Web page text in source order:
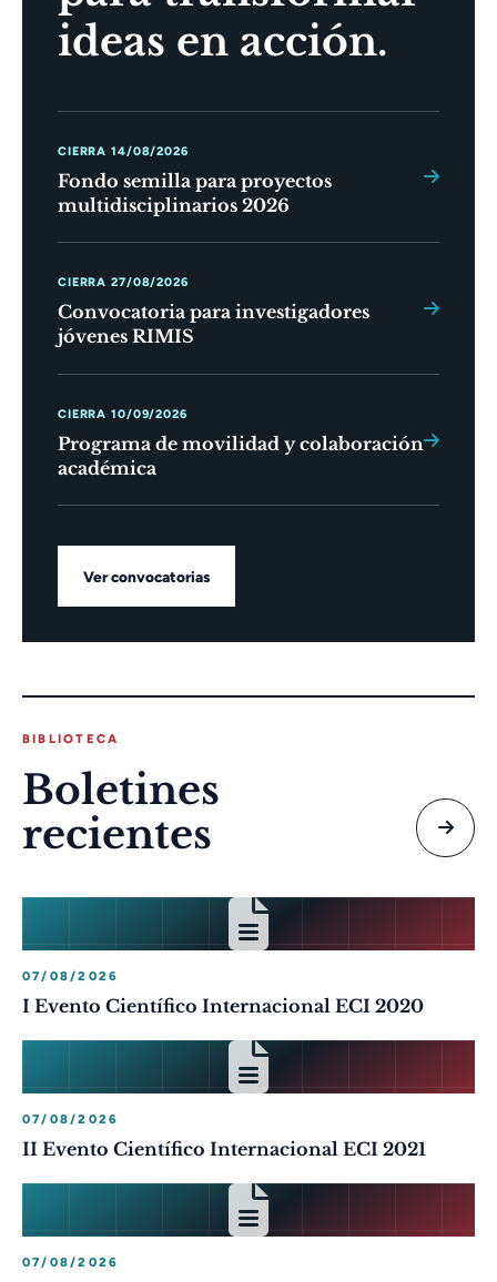
ideas en acción.
CIERRA 14/08/2026
Fondo semilla para proyectos
multidisciplinarios 2026
CIERRA 27/08/2026
Convocatoria para investigadores
jóvenes RIMIS
CIERRA 10/09/2026
Programa de movilidad y colaboración
académica
Ver convocatorias
BIBLIOTECA
Boletines
recientes
07/08/2026
I Evento Científico Internacional ECI 2020
07/08/2026
II Evento Científico Internacional ECI 2021
07/08/2026